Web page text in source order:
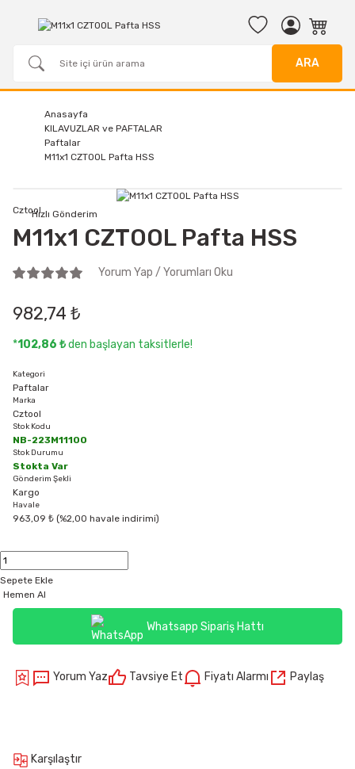
ARA
Anasayfa
KILAVUZLAR ve PAFTALAR
Paftalar
M11x1 CZTOOL Pafta HSS
Hızlı Gönderim
Cztool
M11x1 CZTOOL Pafta HSS
Yorum Yap / Yorumları Oku
982,74 ₺
*102,86 ₺den başlayan taksitlerle!
Kategori
Paftalar
Marka
Cztool
Stok Kodu
NB-223M11100
Stok Durumu
Stokta Var
Gönderim Şekli
Kargo
Havale
963,09 ₺ (%2,00 havale indirimi)
Sepete Ekle
Hemen Al
Whatsapp Sipariş Hattı
Yorum Yaz Tavsiye Et Fiyatı Alarmı Paylaş
Karşılaştır